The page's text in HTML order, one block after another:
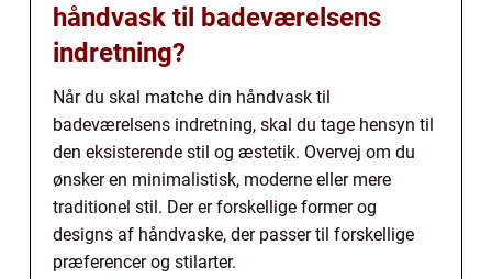
håndvask til badeværelsens
indretning?
Når du skal matche din håndvask til
badeværelsens indretning, skal du tage hensyn til
den eksisterende stil og æstetik. Overvej om du
ønsker en minimalistisk, moderne eller mere
traditionel stil. Der er forskellige former og
designs af håndvaske, der passer til forskellige
præferencer og stilarter.